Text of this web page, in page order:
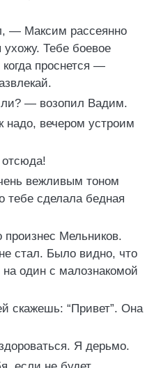
— Максим рассеянно
Тебе боевое
проснется —
— возопил Вадим.
вечером устроим
вежливым тоном
сделала бедная
Мельников.
стал. Было видно, что
на один с малознакомой
скажешь: “Привет”. Она
Я дерьмо.